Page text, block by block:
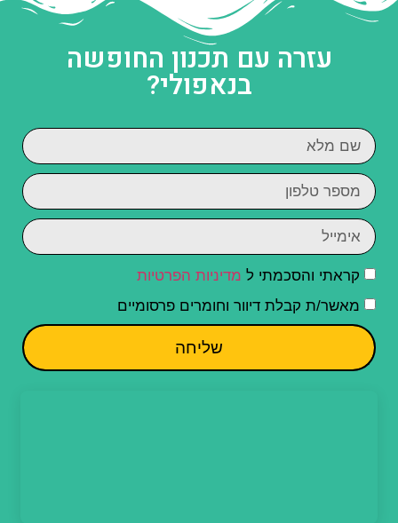
עזרה עם תכנון החופשה
בנאפולי?
קראתי והסכמתי ל מדיניות הפרטיות
מאשר/ת קבלת דיוור וחומרים פרסומיים
שליחה